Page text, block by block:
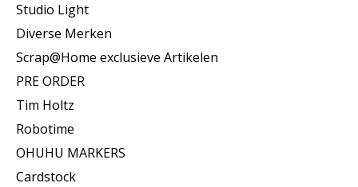
Studio Light
Diverse Merken
Scrap@Home exclusieve Artikelen
PRE ORDER
Tim Holtz
Robotime
OHUHU MARKERS
Cardstock